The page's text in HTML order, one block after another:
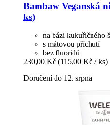
Bambaw Veganská
ks)
na bázi kukuřičného
s mátovou příchutí
bez fluoridů
230,00 Kč (115,00 Kč / ks)
Doručení do 12. srpna